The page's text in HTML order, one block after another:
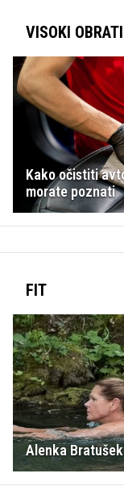
VISOKI OBRATI
Kako očistiti
morate poznati
FIT
Alenka